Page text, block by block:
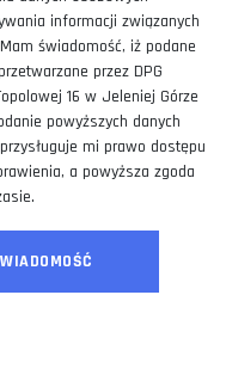
informacji związanych
świadomość, iż podane
przez DPG
16 w Jeleniej Górze
powyższych danych
mi prawo dostępu
a powyższa zgoda